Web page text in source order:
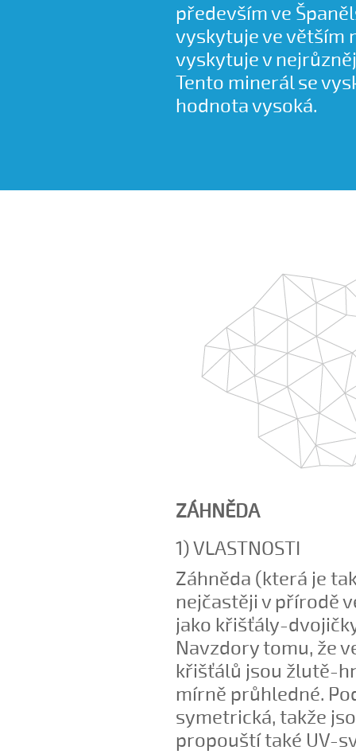
především ve
vyskytuje ve větším
vyskytuje v
Tento minerál se
hodnota vysoká.
ZÁHNĚDA
1) VLASTNOSTI
Záhněda (která je
nejčastěji v přírodě
jako křišťály-
Navzdory tomu, že
křišťálů jsou žlutě-
mírně průhledné.
symetrická, takže
propouští také UV-